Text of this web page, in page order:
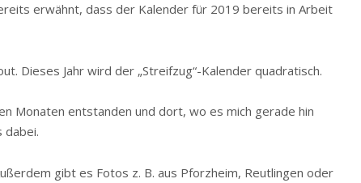
erwähnt, dass der Kalender für 2019 bereits in Arbeit
Dieses Jahr wird der „Streifzug“-Kalender quadratisch.
Monaten entstanden und dort, wo es mich gerade hin
dabei.
gibt es Fotos z. B. aus Pforzheim, Reutlingen oder